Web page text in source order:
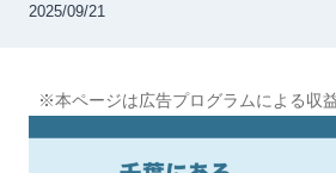
2025/09/21
※本ページは広告プログラムによる収